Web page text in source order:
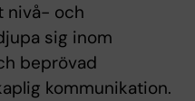
nivå- och
sig inom
beprövad
kommunikation.